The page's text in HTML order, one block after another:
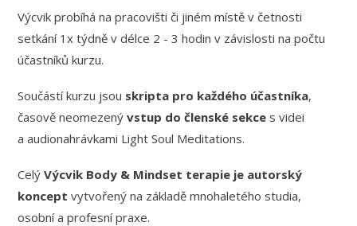
Výcvik probíhá na pracovišti či jiném místě v četnosti
setkání 1x týdně v délce 2 - 3 hodin v závislosti na počtu
účastníků kurzu.
Součástí kurzu jsou skripta pro každého účastníka,
časově neomezenývstup do členské sekce s videi
a audionahrávkami Light Soul Meditations.
CelýVýcvik Body & Mindset terapie je autorský
koncept vytvořený na základě mnohaletého studia,
osobní a profesní praxe.